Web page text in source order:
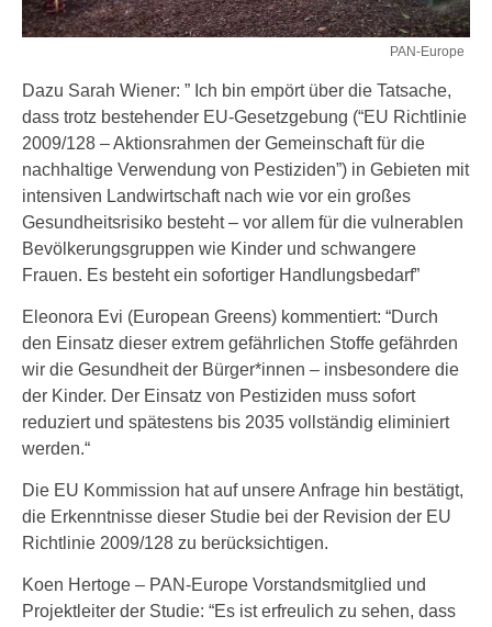
PAN-Europe
Dazu Sarah Wiener: ” Ich bin empört über die Tatsache,
dass trotz bestehender EU-Gesetzgebung (“EU Richtlinie
2009/128 – Aktionsrahmen der Gemeinschaft für die
nachhaltige Verwendung von Pestiziden”) in Gebieten mit
intensiven Landwirtschaft nach wie vor ein großes
Gesundheitsrisiko besteht – vor allem für die vulnerablen
Bevölkerungsgruppen wie Kinder und schwangere
Frauen. Es besteht ein sofortiger Handlungsbedarf”
Eleonora Evi (European Greens) kommentiert: “Durch
den Einsatz dieser extrem gefährlichen Stoffe gefährden
wir die Gesundheit der Bürger*innen – insbesondere die
der Kinder. Der Einsatz von Pestiziden muss sofort
reduziert und spätestens bis 2035 vollständig eliminiert
werden.“
Die EU Kommission hat auf unsere Anfrage hin bestätigt,
die Erkenntnisse dieser Studie bei der Revision der EU
Richtlinie 2009/128 zu berücksichtigen.
Koen Hertoge – PAN-Europe Vorstandsmitglied und
Projektleiter der Studie: “Es ist erfreulich zu sehen, dass